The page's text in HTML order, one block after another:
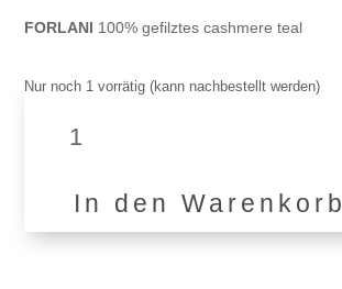
war:
€259,90
ist:
€129,90.
FORLANI 100% gefilztes cashmere teal
Nur noch 1 vorrätig (kann nachbestellt werden)
Cashmere
40
In den Warenkorb